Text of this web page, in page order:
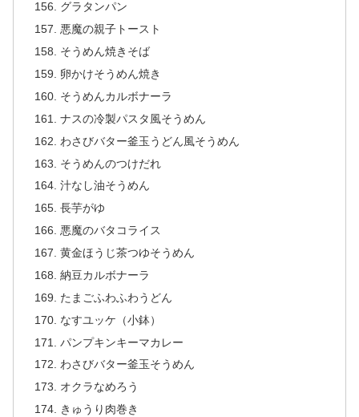
グラタンパン
悪魔の親子トースト
そうめん焼きそば
卵かけそうめん焼き
そうめんカルボナーラ
ナスの冷製パスタ風そうめん
わさびバター釜玉うどん風そうめん
そうめんのつけだれ
汁なし油そうめん
長芋がゆ
悪魔のバタコライス
黄金ほうじ茶つゆそうめん
納豆カルボナーラ
たまごふわふわうどん
なすユッケ（小鉢）
パンプキンキーマカレー
わさびバター釜玉そうめん
オクラなめろう
きゅうり肉巻き